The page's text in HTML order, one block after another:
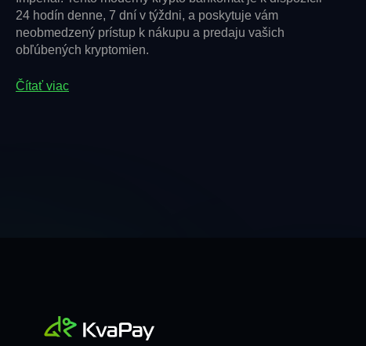
24 hodín denne, 7 dní v týždni, a poskytuje vám
neobmedzený prístup k nákupu a predaju vašich
obľúbených kryptomien.
Čítať viac